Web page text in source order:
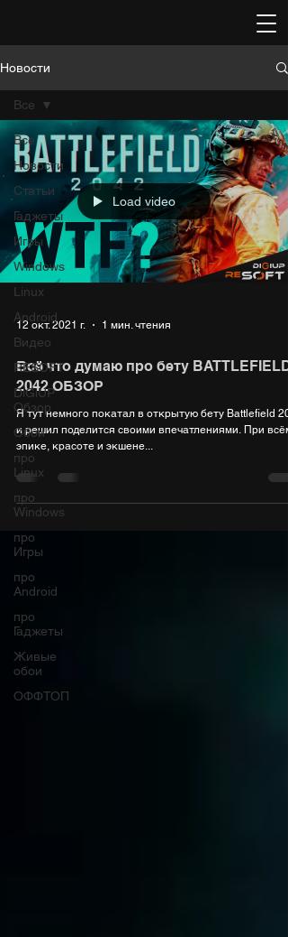
Новости
Все
Новости
Статьи
Гаджеты
Игры
Windows
Linux
Android
Видео
RESOFT
DiGiUP
Обзор
Обои
про
Linux
про
Windows
про
Игры
про
Android
про
Гаджеты
Живые
обои
ОФФТОП
Все
Load video
12 окт. 2021 г. 1 мин. чтения
Всё что думаю про бету BATTLEFIELD
2042 ОБЗОР
Я тут немного покатал в открытую бету Battlefield
и решил поделится своими впечатлениями. При всём
эпике, красоте и экшене...